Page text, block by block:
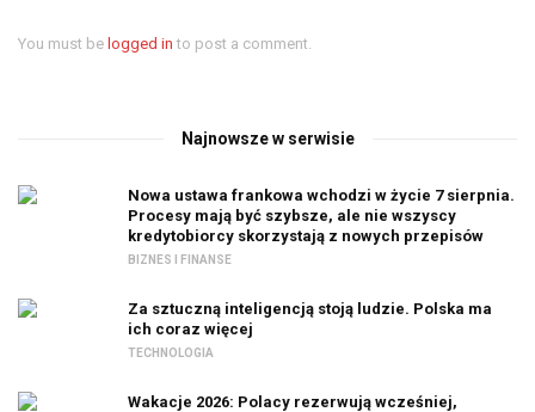
You must be logged in to post a comment.
Najnowsze w serwisie
Nowa ustawa frankowa wchodzi w życie 7 sierpnia.
Procesy mają być szybsze, ale nie wszyscy
kredytobiorcy skorzystają z nowych przepisów
BIZNES I FINANSE
Za sztuczną inteligencją stoją ludzie. Polska ma
ich coraz więcej
TECHNOLOGIA
Wakacje 2026: Polacy rezerwują wcześniej,